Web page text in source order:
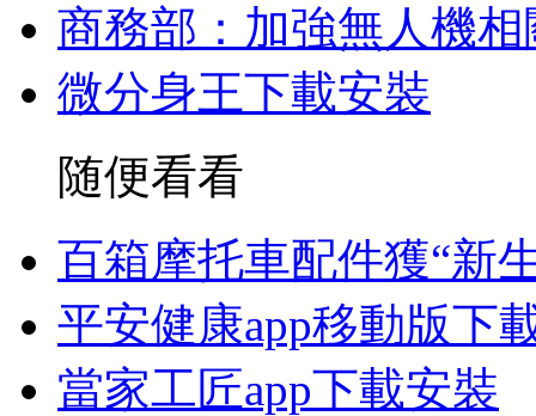
商務部：加強無人機
微分身王下載安裝
随便看看
百箱摩托車配件獲“新
平安健康app移動版下
當家工匠app下載安裝